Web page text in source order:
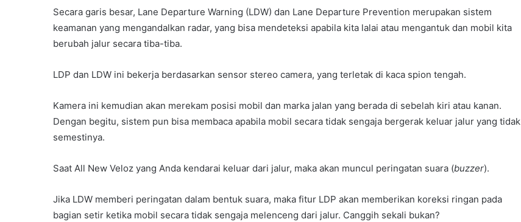
Secara garis besar, Lane Departure Warning (LDW) dan Lane Departure Prevention merupakan sistem
keamanan yang mengandalkan radar, yang bisa mendeteksi apabila kita lalai atau mengantuk dan mobil kita
berubah jalur secara tiba-tiba.
LDP dan LDW ini bekerja berdasarkan sensor stereo camera, yang terletak di kaca spion tengah.
Kamera ini kemudian akan merekam posisi mobil dan marka jalan yang berada di sebelah kiri atau kanan.
Dengan begitu, sistem pun bisa membaca apabila mobil secara tidak sengaja bergerak keluar jalur yang tidak
semestinya.
Saat All New Veloz yang Anda kendarai keluar dari jalur, maka akan muncul peringatan suara (buzzer).
Jika LDW memberi peringatan dalam bentuk suara, maka fitur LDP akan memberikan koreksi ringan pada
bagian setir ketika mobil secara tidak sengaja melenceng dari jalur. Canggih sekali bukan?